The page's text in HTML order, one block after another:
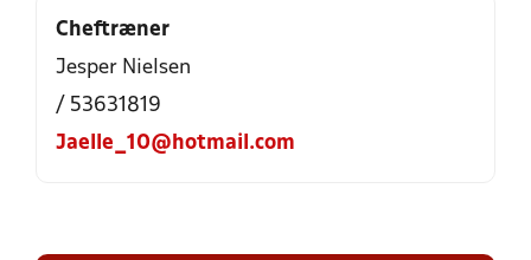
Cheftræner
Jesper Nielsen
/ 53631819
Jaelle_10@hotmail.com